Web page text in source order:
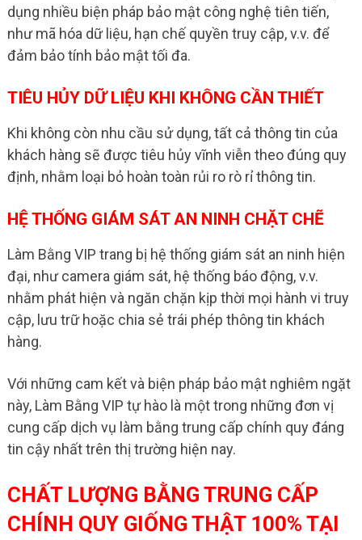
dụng nhiều biện pháp bảo mật công nghệ tiên tiến,
như mã hóa dữ liệu, hạn chế quyền truy cập, v.v. để
đảm bảo tính bảo mật tối đa.
TIÊU HỦY DỮ LIỆU KHI KHÔNG CẦN THIẾT
Khi không còn nhu cầu sử dụng, tất cả thông tin của
khách hàng sẽ được tiêu hủy vĩnh viễn theo đúng quy
định, nhằm loại bỏ hoàn toàn rủi ro rò rỉ thông tin.
HỆ THỐNG GIÁM SÁT AN NINH CHẶT CHẼ
Làm Bằng VIP trang bị hệ thống giám sát an ninh hiện
đại, như camera giám sát, hệ thống báo động, v.v.
nhằm phát hiện và ngăn chặn kịp thời mọi hành vi truy
cập, lưu trữ hoặc chia sẻ trái phép thông tin khách
hàng.
Với những cam kết và biện pháp bảo mật nghiêm ngặt
này, Làm Bằng VIP tự hào là một trong những đơn vị
cung cấp dịch vụ làm bằng trung cấp chính quy đáng
tin cậy nhất trên thị trường hiện nay.
CHẤT LƯỢNG BẰNG TRUNG CẤP
CHÍNH QUY GIỐNG THẬT 100% TẠI